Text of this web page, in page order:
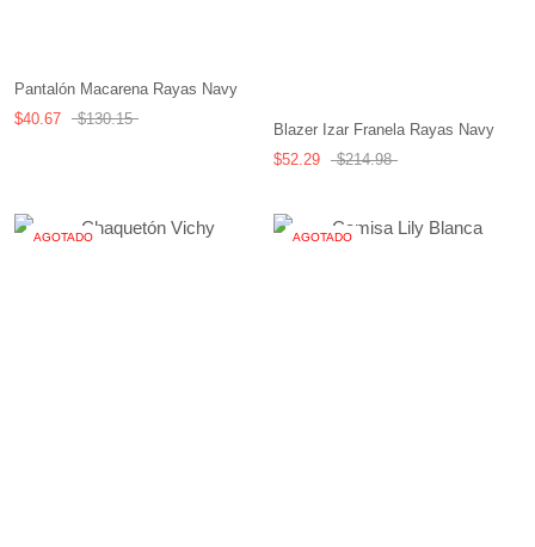
Pantalón Macarena Rayas Navy
$40.67
$130.15
Blazer Izar Franela Rayas Navy
$52.29
$214.98
AGOTADO AGOTADO